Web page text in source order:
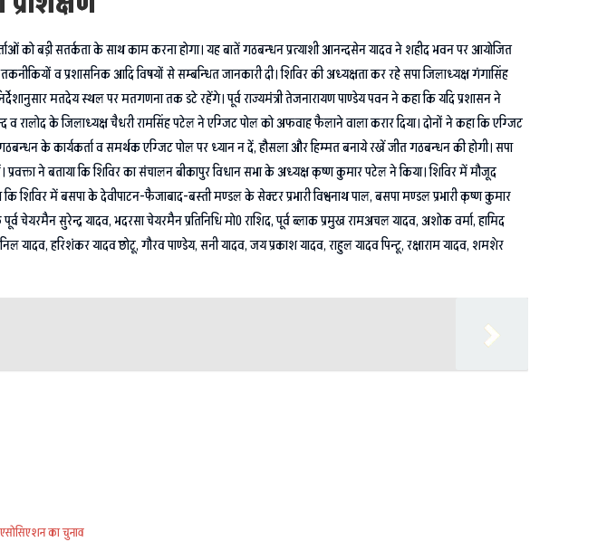
बड़ी सतर्कता के साथ काम करना होगा। यह बातें गठबन्धन प्रत्याशी आनन्दसेन यादव ने शहीद भवन पर आयोजित
व प्रशासनिक आदि विषयों से सम्बन्धित जानकारी दी। शिविर की अध्यक्षता कर रहे सपा जिलाध्यक्ष गंगासिंह
मतदेय स्थल पर मतगणना तक डटे रहेंगे। पूर्व राज्यमंत्री तेजनारायण पाण्डेय पवन ने कहा कि यदि प्रशासन ने
रालोद के जिलाध्यक्ष चैधरी रामसिंह पटेल ने एग्जिट पोल को अफवाह फैलाने वाला करार दिया। दोनों ने कहा कि एग्जिट
के कार्यकर्ता व समर्थक एग्जिट पोल पर ध्यान न दें, हौसला और हिम्मत बनाये रखें जीत गठबन्धन की होगी। सपा
ने बताया कि शिविर का संचालन बीकापुर विधान सभा के अध्यक्ष कृष्ण कुमार पटेल ने किया। शिविर में मौजूद
शिविर में बसपा के देवीपाटन-फैजाबाद-बस्ती मण्डल के सेक्टर प्रभारी विश्वनाथ पाल, बसपा मण्डल प्रभारी कृष्ण कुमार
चेयरमैन सुरेन्द्र यादव, भदरसा चेयरमैन प्रतिनिधि मो0 राशिद, पूर्व ब्लाक प्रमुख रामअचल यादव, अशोक वर्मा, हामिद
यादव, हरिशंकर यादव छोटू, गौरव पाण्डेय, सनी यादव, जय प्रकाश यादव, राहुल यादव पिन्टू, रक्षाराम यादव, शमशेर
का चुनाव